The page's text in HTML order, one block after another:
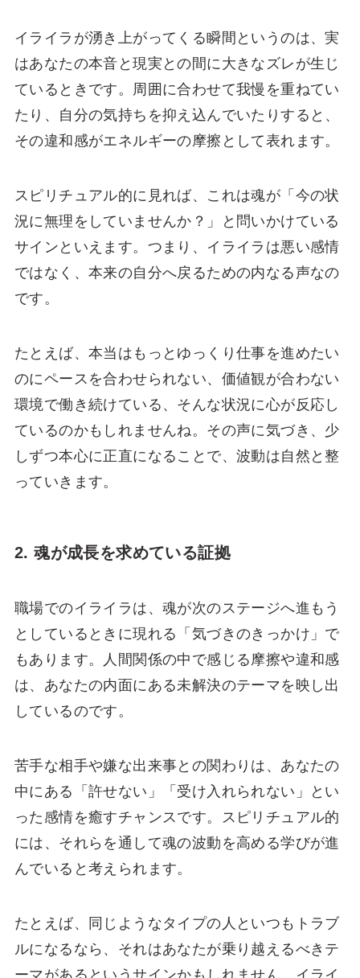
イライラが湧き上がってくる瞬間というのは、実
はあなたの本音と現実との間に大きなズレが生じ
ているときです。周囲に合わせて我慢を重ねてい
たり、自分の気持ちを抑え込んでいたりすると、
その違和感がエネルギーの摩擦として表れます。
スピリチュアル的に見れば、これは魂が「今の状
況に無理をしていませんか？」と問いかけている
サインといえます。つまり、イライラは悪い感情
ではなく、本来の自分へ戻るための内なる声なの
です。
たとえば、本当はもっとゆっくり仕事を進めたい
のにペースを合わせられない、価値観が合わない
環境で働き続けている、そんな状況に心が反応し
ているのかもしれませんね。その声に気づき、少
しずつ本心に正直になることで、波動は自然と整
っていきます。
2. 魂が成長を求めている証拠
職場でのイライラは、魂が次のステージへ進もう
としているときに現れる「気づきのきっかけ」で
もあります。人間関係の中で感じる摩擦や違和感
は、あなたの内面にある未解決のテーマを映し出
しているのです。
苦手な相手や嫌な出来事との関わりは、あなたの
中にある「許せない」「受け入れられない」とい
った感情を癒すチャンスです。スピリチュアル的
には、それらを通して魂の波動を高める学びが進
んでいると考えられます。
たとえば、同じようなタイプの人といつもトラブ
ルになるなら、それはあなたが乗り越えるべきテ